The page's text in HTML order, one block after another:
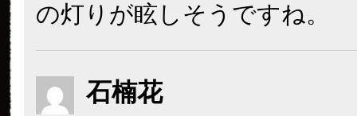
の灯りが眩しそうですね。
石楠花